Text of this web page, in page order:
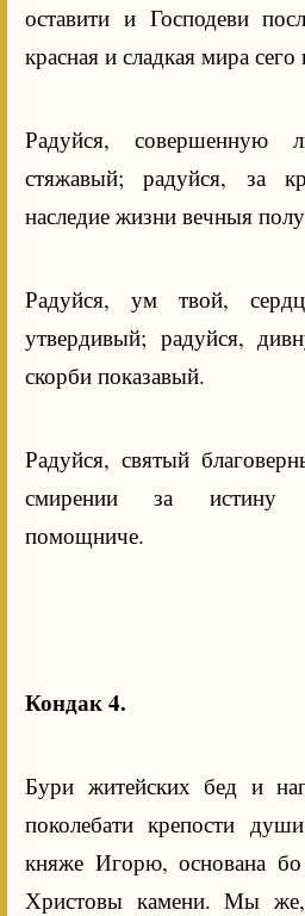
оставити и Господеви
красная и сладкая мира
Радуйся, совершенную
стяжавый; радуйся, за
наследие жизни вечныя
Радуйся, ум твой,
утвердивый; радуйся,
скорби показавый.
Радуйся, святый
смирении за истину
помощниче.
Кондак 4.
Бури житейских бед и
поколебати крепости
княже Игорю, основана
Христовы камени. Мы же,